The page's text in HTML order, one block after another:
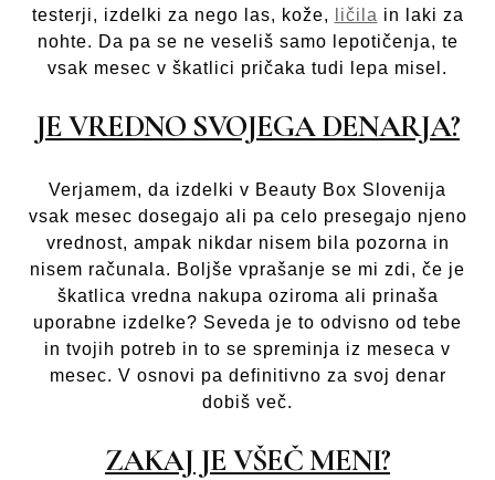
testerji, izdelki za nego las, kože,
ličila in laki za
nohte. Da pa se ne veseliš samo lepotičenja, te
vsak mesec v škatlici pričaka tudi lepa misel.
JE VREDNO SVOJEGA DENARJA?
Verjamem, da izdelki v Beauty Box Slovenija
vsak mesec dosegajo ali pa celo presegajo njeno
vrednost, ampak nikdar nisem bila pozorna in
nisem računala. Boljše vprašanje se mi zdi, če je
škatlica vredna nakupa oziroma ali prinaša
uporabne izdelke? Seveda je to odvisno od tebe
in tvojih potreb in to se spreminja iz meseca v
mesec. V osnovi pa definitivno za svoj denar
dobiš več.
ZAKAJ JE VŠEČ MENI?